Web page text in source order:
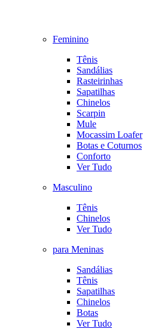
Feminino
Tênis
Sandálias
Rasteirinhas
Sapatilhas
Chinelos
Scarpin
Mule
Mocassim Loafer
Botas e Coturnos
Conforto
Ver Tudo
Masculino
Tênis
Chinelos
Ver Tudo
para Meninas
Sandálias
Tênis
Sapatilhas
Chinelos
Botas
Ver Tudo